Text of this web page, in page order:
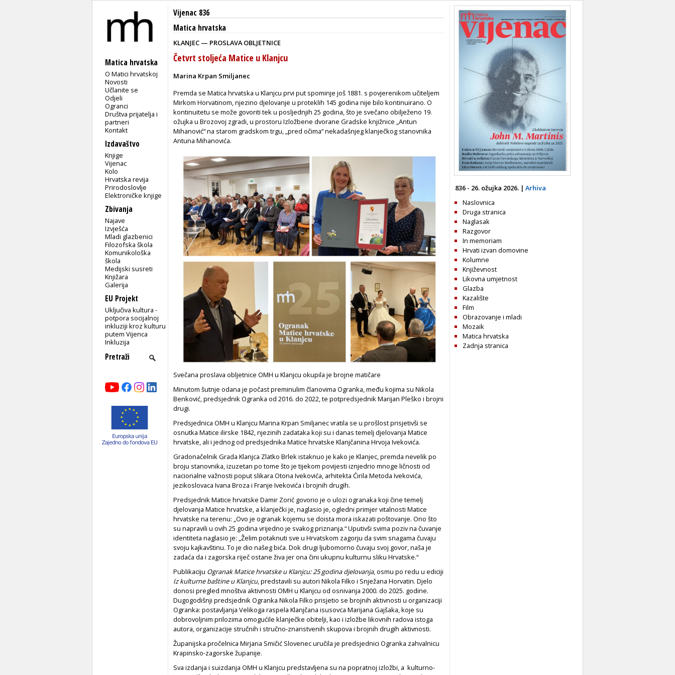
Matica hrvatska
O Matici hrvatskoj
Novosti
Učlanite se
Odjeli
Ogranci
Društva prijatelja i
partneri
Kontakt
Izdavaštvo
Knjige
Vijenac
Kolo
Hrvatska revija
Prirodoslovlje
Elektroničke knjige
Zbivanja
Najave
Izvješća
Mladi glazbenici
Filozofska škola
Komunikološka
škola
Medijski susreti
Knjižara
Galerija
EU Projekt
Uključiva kultura -
potpora socijalnoj
inkluziji kroz kulturu
putem Vijenca
Inkluzija
Vijenac 836
Matica hrvatska
KLANJEC — PROSLAVA OBLJETNICE
Četvrt stoljeća Matice u Klanjcu
Marina Krpan Smiljanec
Premda se Matica hrvatska u Klanjcu prvi put spominje još 1881. s povjerenikom učiteljem
Mirkom Horvatinom, njezino djelovanje u proteklih 145 godina nije bilo kontinuirano. O
kontinuitetu se može govoriti tek u posljednjih 25 godina, što je svečano obilježeno 19.
ožujka u Brozovoj zgradi, u prostoru Izložbene dvorane Gradske knjižnice „Antun
Mihanović“ na starom gradskom trgu, „pred očima“ nekadašnjeg klanječkog stanovnika
Antuna Mihanovića.
Svečana proslava obljetnice OMH u Klanjcu okupila je brojne matičare
Minutom šutnje odana je počast preminulim članovima Ogranka, među kojima su Nikola
Benković, predsjednik Ogranka od 2016. do 2022, te potpredsjednik Marijan Pleško i brojni
drugi.
Predsjednica OMH u Klanjcu Marina Krpan Smiljanec vratila se u prošlost prisjetivši se
osnutka Matice ilirske 1842, njezinih zadataka koji su i danas temelj djelovanja Matice
hrvatske, ali i jednog od predsjednika Matice hrvatske Klanjčanina Hrvoja Ivekovića.
Gradonačelnik Grada Klanjca Zlatko Brlek istaknuo je kako je Klanjec, premda nevelik po
broju stanovnika, izuzetan po tome što je tijekom povijesti iznjedrio mnoge ličnosti od
nacionalne važnosti poput slikara Otona Ivekovića, arhitekta Ćirila Metoda Ivekovića,
jezikoslovaca Ivana Broza i Franje Ivekovića i brojnih drugih.
Predsjednik Matice hrvatske Damir Zorić govorio je o ulozi ogranaka koji čine temelj
djelovanja Matice hrvatske, a klanječki je, naglasio je, ogledni primjer vitalnosti Matice
hrvatske na terenu: „Ovo je ogranak kojemu se doista mora iskazati poštovanje. Ono što
su napravili u ovih 25 godina vrijedno je svakog priznanja.“ Uputivši svima poziv na čuvanje
identiteta naglasio je: „Želim potaknuti sve u Hrvatskom zagorju da svim snagama čuvaju
svoju kajkavštinu. To je dio našeg bića. Dok drugi ljubomorno čuvaju svoj govor, naša je
zadaća da i zagorska riječ ostane živa jer ona čini ukupnu kulturnu sliku Hrvatske.“
Publikaciju Ogranak Matice hrvatske u Klanjcu: 25 godina djelovanja, osmu po redu u ediciji
Iz kulturne baštine u Klanjcu, predstavili su autori Nikola Filko i Snježana Horvatin. Djelo
donosi pregled mnoštva aktivnosti OMH u Klanjcu od osnivanja 2000. do 2025. godine.
Dugogodišnji predsjednik Ogranka Nikola Filko prisjetio se brojnih aktivnosti u organizaciji
Ogranka: postavljanja Velikoga raspela Klanjčana isusovca Marijana Gajšaka, koje su
dobrovoljnim prilozima omogućile klanječke obitelji, kao i izložbe likovnih radova istoga
autora, organizacije stručnih i stručno-znanstvenih skupova i brojnih drugih aktivnosti.
Županijska pročelnica Mirjana Smičić Slovenec uručila je predsjednici Ogranka zahvalnicu
Krapinsko-zagorske županije.
Sva izdanja i suizdanja OMH u Klanjcu predstavljena su na popratnoj izložbi, a kulturno-
836 - 26. ožujka 2026. | Arhiva
Naslovnica
Druga stranica
Naglasak
Razgovor
In memoriam
Hrvati izvan domovine
Kolumne
Književnost
Likovna umjetnost
Glazba
Kazalište
Film
Obrazovanje i mladi
Mozaik
Matica hrvatska
Zadnja stranica